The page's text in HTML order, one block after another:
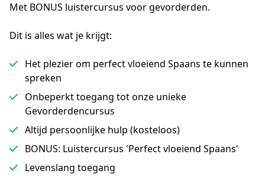
Met BONUS luistercursus voor gevorderden.
Dit is alles wat je krijgt:
Het plezier om perfect vloeiend Spaans te kunnen
spreken
Onbeperkt toegang tot onze unieke
Gevorderdencursus
Altijd persoonlijke hulp (kosteloos)
BONUS: Luistercursus 'Perfect vloeiend Spaans'
Levenslang toegang